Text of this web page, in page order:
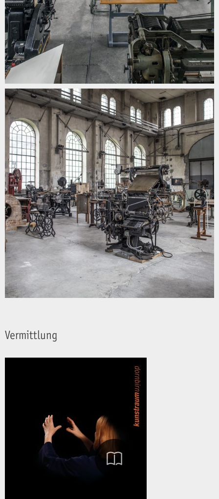
Vermittlung